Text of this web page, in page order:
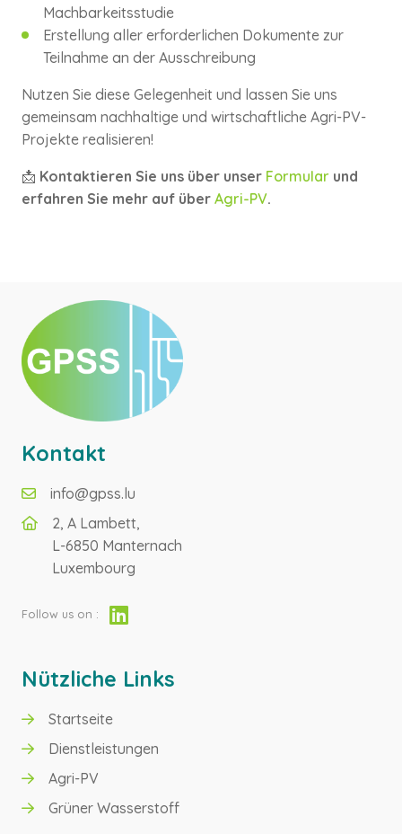
GRÜNER WASSERSTOFF
AGRI-PV
Machbarkeitsstudie
Erstellung aller erforderlichen Dokumente zur
Teilnahme an der Ausschreibung
Nutzen Sie diese Gelegenheit und lassen Sie uns
gemeinsam nachhaltige und wirtschaftliche Agri-PV-
Projekte realisieren!
📩 Kontaktieren Sie uns über unser Formular und
erfahren Sie mehr auf über Agri-PV.
Kontakt
info@gpss.lu
2, A Lambett,
L-6850 Manternach
Luxembourg
Follow us on :
Nützliche Links
Startseite
Dienstleistungen
Agri-PV
Grüner Wasserstoff